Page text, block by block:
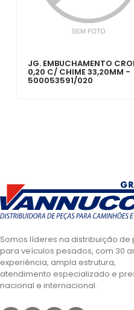
JG. EMBUCHAMENTO
0,20 C/ CHIME 33,20MM -
500053591/020
Somos líderes na distribuição de
para veículos pesados, com 30
experiência, ampla estrutura,
atendimento especializado e
nacional e internacional.